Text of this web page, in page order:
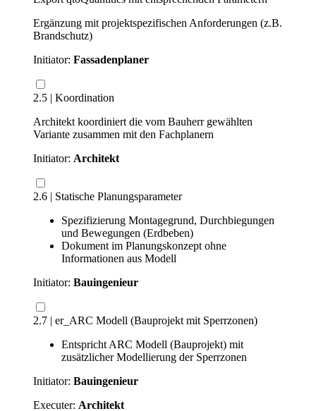
Ergänzung mit projektspezifischen Anforderungen (z.B.
Brandschutz)
Initiator: Fassadenplaner
2.5 | Koordination
Architekt koordiniert die vom Bauherr gewählten
Variante zusammen mit den Fachplanern
Initiator: Architekt
2.6 | Statische Planungsparameter
Spezifizierung Montagegrund, Durchbiegungen
und Bewegungen (Erdbeben)
Dokument im Planungskonzept ohne
Informationen aus Modell
Initiator: Bauingenieur
2.7 | er_ARC Modell (Bauprojekt mit Sperrzonen)
Entspricht ARC Modell (Bauprojekt) mit
zusätzlicher Modellierung der Sperrzonen
Initiator: Bauingenieur
Executer: Architekt